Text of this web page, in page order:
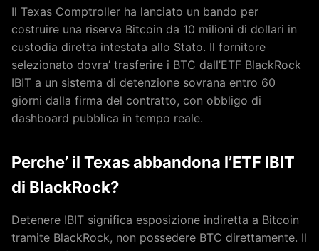
Il Texas Comptroller ha lanciato un bando per
costruire una riserva Bitcoin da 10 milioni di dollari in
custodia diretta intestata allo Stato. Il fornitore
selezionato dovra’ trasferire i BTC dall’ETF BlackRock
IBIT a un sistema di detenzione sovrana entro 60
giorni dalla firma del contratto, con obbligo di
dashboard pubblica in tempo reale.
Perche’ il Texas abbandona l’ETF IBIT
di BlackRock?
Detenere IBIT significa esposizione indiretta a Bitcoin
tramite BlackRock, non possedere BTC direttamente. Il